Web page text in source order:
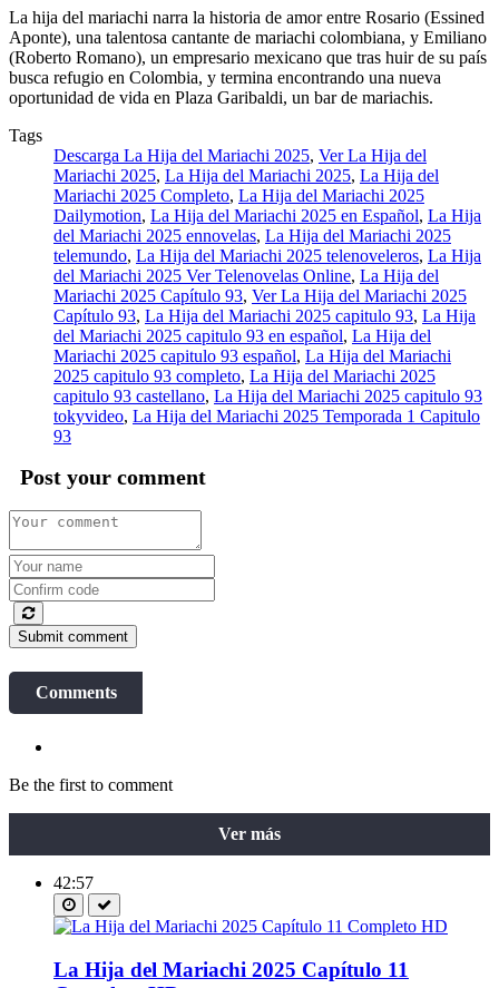
La hija del mariachi narra la historia de amor entre Rosario (Essined
Aponte), una talentosa cantante de mariachi colombiana, y Emiliano
(Roberto Romano), un empresario mexicano que tras huir de su país
busca refugio en Colombia, y termina encontrando una nueva
oportunidad de vida en Plaza Garibaldi, un bar de mariachis.
Tags
Descarga La Hija del Mariachi 2025, Ver La Hija del
Mariachi 2025, La Hija del Mariachi 2025, La Hija del
Mariachi 2025 Completo, La Hija del Mariachi 2025
Dailymotion, La Hija del Mariachi 2025 en Español, La Hija
del Mariachi 2025 ennovelas, La Hija del Mariachi 2025
telemundo, La Hija del Mariachi 2025 telenoveleros, La Hija
del Mariachi 2025 Ver Telenovelas Online, La Hija del
Mariachi 2025 Capítulo 93, Ver La Hija del Mariachi 2025
Capítulo 93, La Hija del Mariachi 2025 capitulo 93, La Hija
del Mariachi 2025 capitulo 93 en español, La Hija del
Mariachi 2025 capitulo 93 español, La Hija del Mariachi
2025 capitulo 93 completo, La Hija del Mariachi 2025
capitulo 93 castellano, La Hija del Mariachi 2025 capitulo 93
tokyvideo, La Hija del Mariachi 2025 Temporada 1 Capitulo
93
Post your comment
Submit comment
Comments
Be the first to comment
Ver más
42:57
La Hija del Mariachi 2025 Capítulo 11